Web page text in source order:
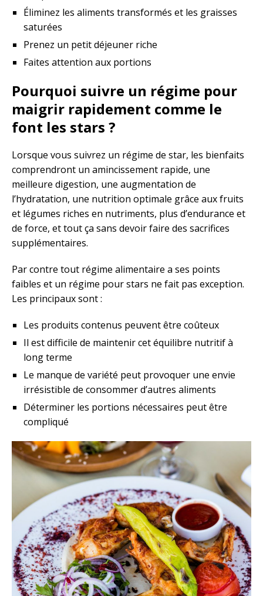
Éliminez les aliments transformés et les graisses
saturées
Prenez un petit déjeuner riche
Faites attention aux portions
Pourquoi suivre un régime pour
maigrir rapidement comme le
font les stars ?
Lorsque vous suivrez un régime de star, les bienfaits
comprendront un amincissement rapide, une
meilleure digestion, une augmentation de
l’hydratation, une nutrition optimale grâce aux fruits
et légumes riches en nutriments, plus d’endurance et
de force, et tout ça sans devoir faire des sacrifices
supplémentaires.
Par contre tout régime alimentaire a ses points
faibles et un régime pour stars ne fait pas exception.
Les principaux sont :
Les produits contenus peuvent être coûteux
Il est difficile de maintenir cet équilibre nutritif à
long terme
Le manque de variété peut provoquer une envie
irrésistible de consommer d’autres aliments
Déterminer les portions nécessaires peut être
compliqué